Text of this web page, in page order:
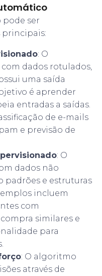
ser
principais:
: O
dados rotulados,
uma saída
é aprender
entradas a saídas.
de e-mails
e previsão de
: O
dados não
padrões e estruturas
incluem
com
similares e
para
: O algoritmo
através de